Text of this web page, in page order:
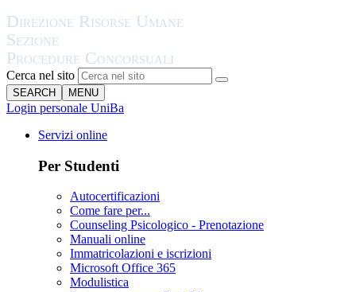
Cerca nel sito
SEARCH MENU
Login personale UniBa
Servizi online
Per Studenti
Autocertificazioni
Come fare per...
Counseling Psicologico - Prenotazione
Manuali online
Immatricolazioni e iscrizioni
Microsoft Office 365
Modulistica